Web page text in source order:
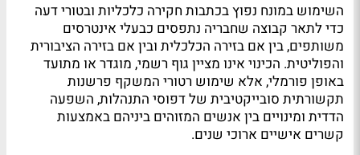
השימוש במונח נפוץ בכתבות חקירה כלכליות ובטורי דעה
כדי לתאר קבוצה שחבריה נתפסים כבעלי אינטרסים
משותפים, בין אם בזירה הכלכלית ובין אם בזירה הציבורית
והפוליטית. הכינוי אינו מציין גוף רשמי, מוגדר או מתועד
באופן פורמלי, אלא שימוש רטורי המשקף פרשנות
תקשורתית סובייקטיבית של דפוסי התנהלות, השפעה
הדדית ומינויים בין אנשים המזוהים ביניהם באמצעות
קשרים אישיים ארוכי שנים.